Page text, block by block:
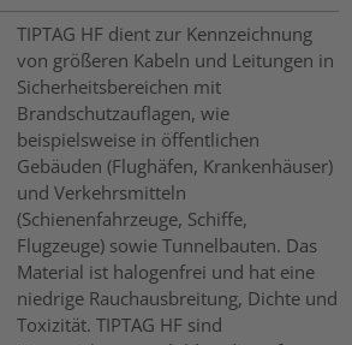
TIPTAG HF dient zur Kennzeichnung
von größeren Kabeln und Leitungen in
Sicherheitsbereichen mit
Brandschutzauflagen, wie
beispielsweise in öffentlichen
Gebäuden (Flughäfen, Krankenhäuser)
und Verkehrsmitteln
(Schienenfahrzeuge, Schiffe,
Flugzeuge) sowie Tunnelbauten. Das
Material ist halogenfrei und hat eine
niedrige Rauchausbreitung, Dichte und
Toxizität. TIPTAG HF sind